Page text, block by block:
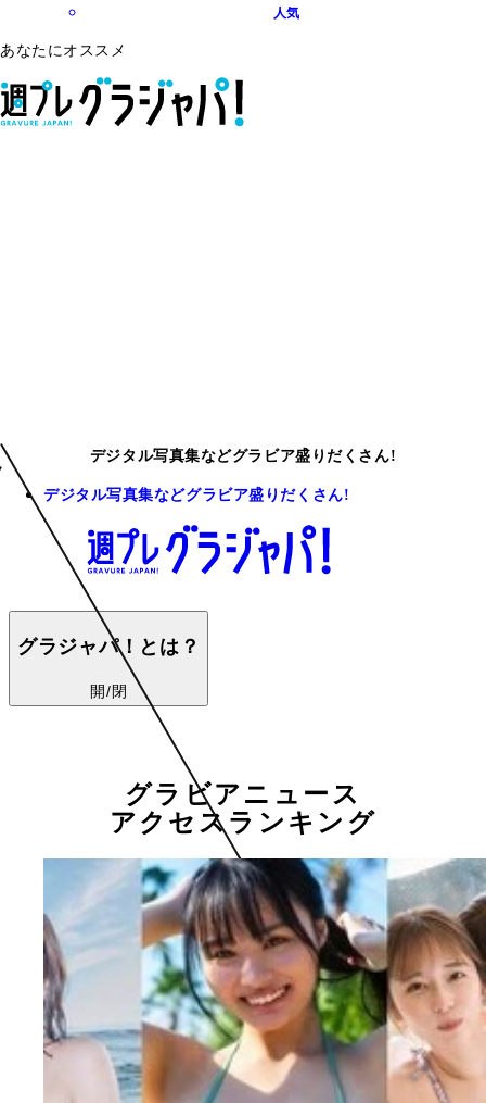
人気
あなたにオススメ
デジタル写真集などグラビア盛りだくさん!
デジタル写真集などグラビア盛りだくさん!
グラジャパ！とは？
開/閉
グラビアニュース
アクセスランキング